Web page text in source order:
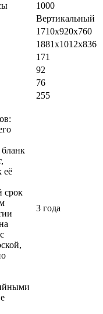
1000
Вертикальный
1710х920х760
1881х1012х836
171
92
76
255
её
срок
3 года